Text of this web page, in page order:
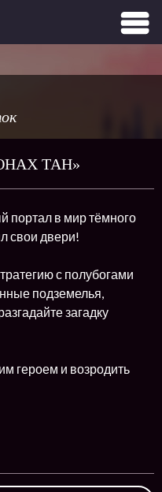
ТАН»
портал в мир тёмного
свои двери!
с полубогами
подземелья,
загадку
героем и возродить